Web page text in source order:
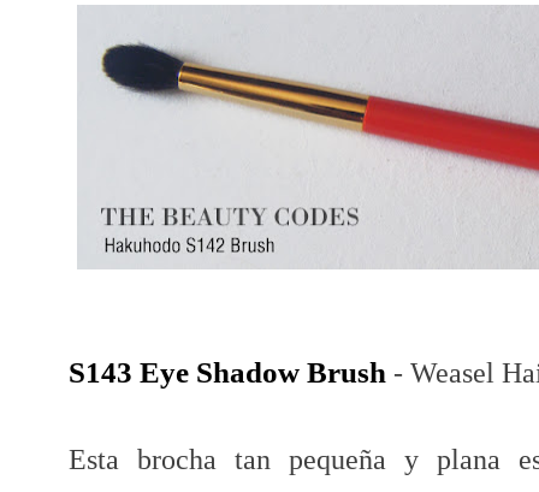
S143 Eye Shadow Brush - Weasel
Esta brocha tan pequeña y plana